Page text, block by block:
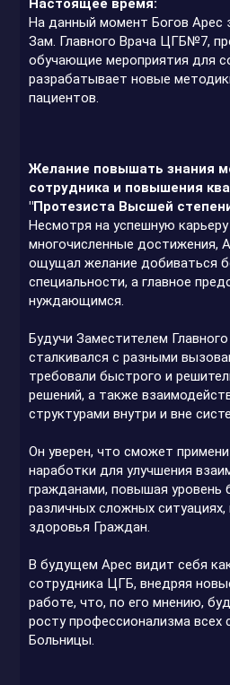
Настоящее время:
На данный момент Богов Арес
Зам. Главного Врача ЦГБ№7,
обучающие мероприятия для
разрабатывает новые
пациентов.
Желание повышать знания
сотрудника и повышения
"Протезиста Высшей
Несмотря на успешную
многочисленные достижения,
ощущал желание добиваться
специальности, а главное
нуждающимся.
Будучи Заместителем
сталкивался с разными
требовали быстрого и
решений, а также
структурами внутри и вне
Он уверен, что сможет
наработки для улучшения
гражданами, повышая уровень
различных сложных
здоровья Граждан.
В будущем Арес видит себя
сотрудника ЦГБ, внедряя
работе, что, по его мнению,
росту профессионализма всех
Больницы.